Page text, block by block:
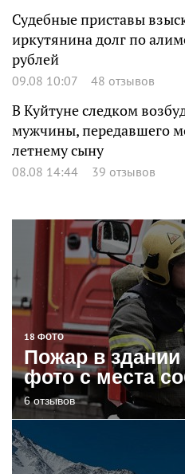
Судебные приставы
иркутянина долг по
рублей
09.08 10:07 48 отзывов
В Куйтуне следком
мужчины, передавшего
летнему сыну
08.08 14:44 39 отзывов
18 ФОТО
Пожар в
фото с места
6 отзывов